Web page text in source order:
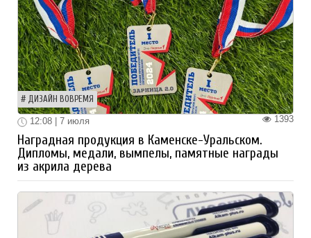
ДИЗАЙН ВОВРЕМЯ
1393
12:08 | 7 июля
Наградная продукция в Каменске-Уральском.
Дипломы, медали, вымпелы, памятные награды
из акрила дерева